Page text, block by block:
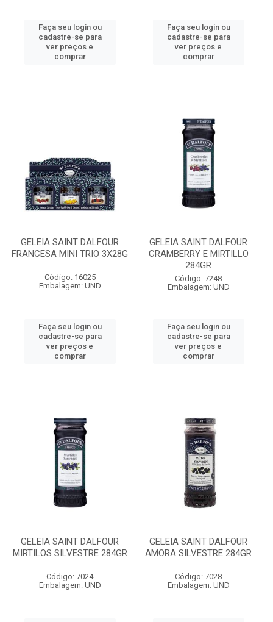
Faça seu login ou
cadastre-se para
ver preços e
comprar
Faça seu login ou
cadastre-se para
ver preços e
comprar
GELEIA SAINT DALFOUR
FRANCESA MINI TRIO 3X28G
Código: 16025
Embalagem: UND
Faça seu login ou
cadastre-se para
ver preços e
comprar
GELEIA SAINT DALFOUR
CRAMBERRY E MIRTILLO
284GR
Código: 7248
Embalagem: UND
Faça seu login ou
cadastre-se para
ver preços e
comprar
GELEIA SAINT DALFOUR
MIRTILOS SILVESTRE 284GR
Código: 7024
Embalagem: UND
GELEIA SAINT DALFOUR
AMORA SILVESTRE 284GR
Código: 7028
Embalagem: UND